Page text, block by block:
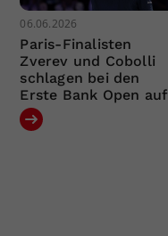
06.06.2026
Paris-Finalisten
Zverev und Cobolli
schlagen bei den
Erste Bank Open auf